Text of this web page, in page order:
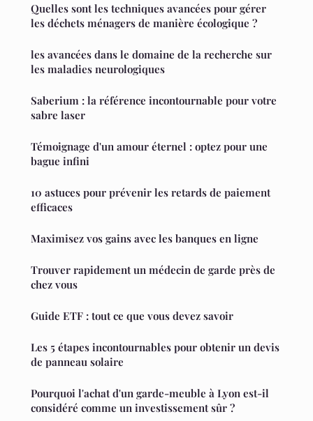
Quelles sont les techniques avancées pour gérer
les déchets ménagers de manière écologique ?
les avancées dans le domaine de la recherche sur
les maladies neurologiques
Saberium : la référence incontournable pour votre
sabre laser
Témoignage d'un amour éternel : optez pour une
bague infini
10 astuces pour prévenir les retards de paiement
efficaces
Maximisez vos gains avec les banques en ligne
Trouver rapidement un médecin de garde près de
chez vous
Guide ETF : tout ce que vous devez savoir
Les 5 étapes incontournables pour obtenir un devis
de panneau solaire
Pourquoi l'achat d'un garde-meuble à Lyon est-il
considéré comme un investissement sûr ?